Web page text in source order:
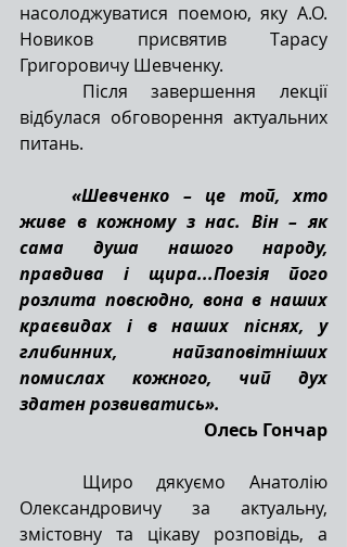
насолоджуватися поемою, яку А.О.
Новиков присвятив Тарасу
Григоровичу Шевченку.
відбулася обговорення актуальних
питань.
«Шевченко – це той, хто
живе в кожному з нас. Він – як
сама душа нашого народу,
правдива і щира...Поезія його
розлита повсюдно, вона в наших
краєвидах і в наших піснях, у
глибинних, найзаповітніших
помислах кожного, чий дух
здатен pозвиватись».
Олесь Гончаp
Олександровичу за актуальну,
змістовну та цікаву розповідь, а